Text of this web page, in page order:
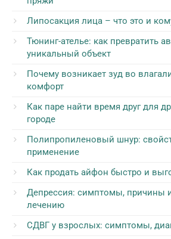
Липосакция лица – что это и
Тюнинг-ателье: как превратить
уникальный объект
Почему возникает зуд во
комфорт
Как паре найти время друг для
городе
Полипропиленовый шнур:
применение
Как продать айфон быстро и
Депрессия: симптомы, причины
лечению
СДВГ у взрослых: симптомы,